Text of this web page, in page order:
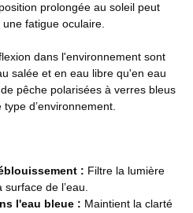
prolongée au soleil peut
fatigue oculaire.
dans l'environnement sont
salée et en eau libre qu'en eau
pêche polarisées à verres bleus
d’environnement.
: Filtre la lumière
de l’eau.
l'eau bleue : Maintient la clarté